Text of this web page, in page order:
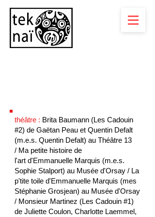
théâtre : Brita Baumann (Les Cadouin
#2) de Gaëtan Peau et Quentin Defalt
(m.e.s. Quentin Defalt) au Théâtre 13
/ Ma petite histoire de
l'art d'Emmanuelle Marquis (m.e.s.
Sophie Stalport) au Musée d'Orsay / La
p'tite toile d'Emmanuelle Marquis (mes
Stéphanie Grosjean) au Musée d'Orsay
/ Monsieur Martinez (Les Cadouin #1)
de Juliette Coulon, Charlotte Laemmel,